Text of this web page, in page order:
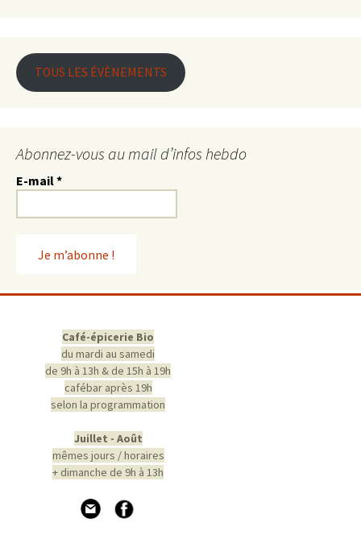
TOUS LES ÉVÈNEMENTS
Abonnez-vous au mail d’infos hebdo
E-mail*
Café-épicerie Bio
du mardi au samedi
de 9h à 13h & de 15h à 19h
cafébar après 19h
selon la programmation
Juillet - Août
mêmes jours / horaires
+ dimanche de 9h à 13h